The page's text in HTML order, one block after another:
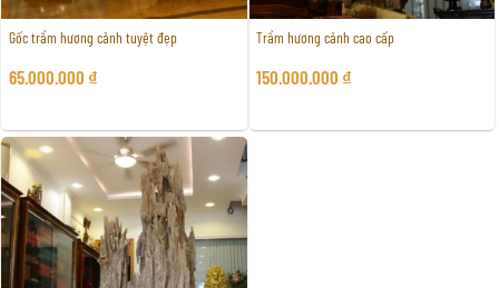
Gốc trầm hương cảnh tuyệt đẹp
65.000.000 ₫
Trầm hương cảnh cao cấp
150.000.000 ₫